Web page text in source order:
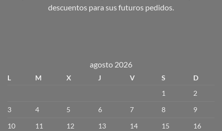
descuentos para sus futuros pedidos.
agosto 2026
L M X J V S
D
1
2
3
4 5 6 7 8
9
10
11 12 13 14 15
16